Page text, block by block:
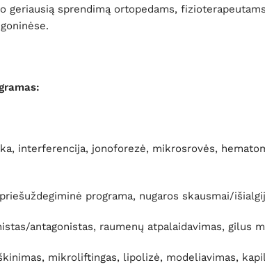
geriausią sprendimą ortopedams,
interferencija, jonoforezė, mikrosrovės,
programa, nugaros skausmai/
antagonistas, raumenų atpalaidavimas, gilus
mikroliftingas, lipolizė, modeliavimas,